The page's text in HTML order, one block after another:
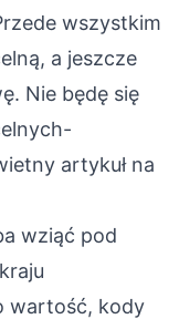
wszystkim
a jeszcze
Nie będę się
artykuł na
wziąć pod
wartość, kody